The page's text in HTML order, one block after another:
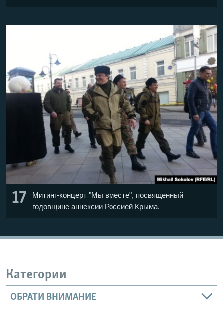
17
Митинг-концерт "Мы вместе", посвященный
годовщине аннексии Россией Крыма.
Категории
ОБРАТИ ВНИМАНИЕ